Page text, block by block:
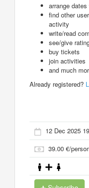
arrange
find other
activity
write/read
see/give
buy tickets
join activities
and much
Already registered?
12 Dec 2025
39.00 €/